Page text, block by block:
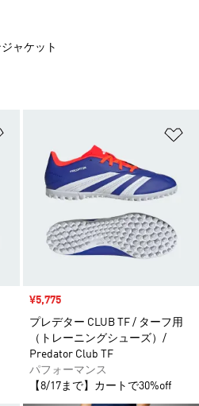
セール価格
¥5,775
プレデター CLUB TF / ターフ用
（トレーニングシューズ）/
Predator Club TF
パフォーマンス
【8/17まで】カートで30%off
ャケット